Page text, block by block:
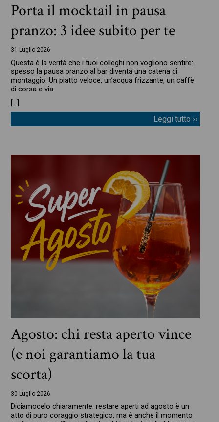
Porta il mocktail in pausa
pranzo: 3 idee subito per te
31 Luglio 2026
Questa è la verità che i tuoi colleghi non vogliono sentire:
spesso la pausa pranzo al bar diventa una catena di
montaggio. Un piatto veloce, un’acqua frizzante, un caffè
di corsa e via.
[…]
Leggi tutto ››
Agosto: chi resta aperto vince
(e noi garantiamo la tua
scorta)
30 Luglio 2026
Diciamocelo chiaramente: restare aperti ad agosto è un
atto di puro coraggio strategico, ma è anche il momento